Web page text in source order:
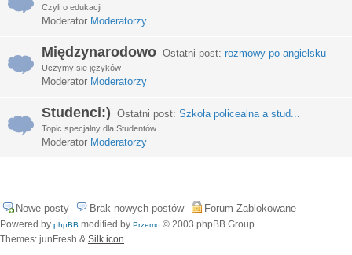
Czyli o edukacji
Moderator Moderatorzy
Międzynarodowo Ostatni post: rozmowy po angielsku
Uczymy sie języków
Moderator Moderatorzy
Studenci:) Ostatni post: Szkoła policealna a stud...
Topic specjalny dla Studentów.
Moderator Moderatorzy
Nowe posty Brak nowych postów Forum Zablokowane
Powered by phpBB modified by Przemo © 2003 phpBB Group
Themes: junFresh & Silk icon